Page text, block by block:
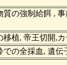
質の強制給餌 ,
移植, 帝王切開,
での全採血, 遺伝